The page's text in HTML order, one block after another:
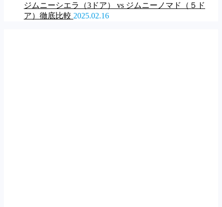
ジムニーシエラ（3ドア） vs ジムニーノマド（５ド
ア）徹底比較 2025.02.16